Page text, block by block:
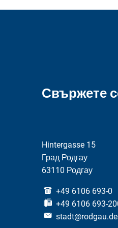
Свържете
Hintergasse 15
Град Родгау
63110 Родгау
+49 6106 693-0
+49 6106 693-
stadt@rodgau.de